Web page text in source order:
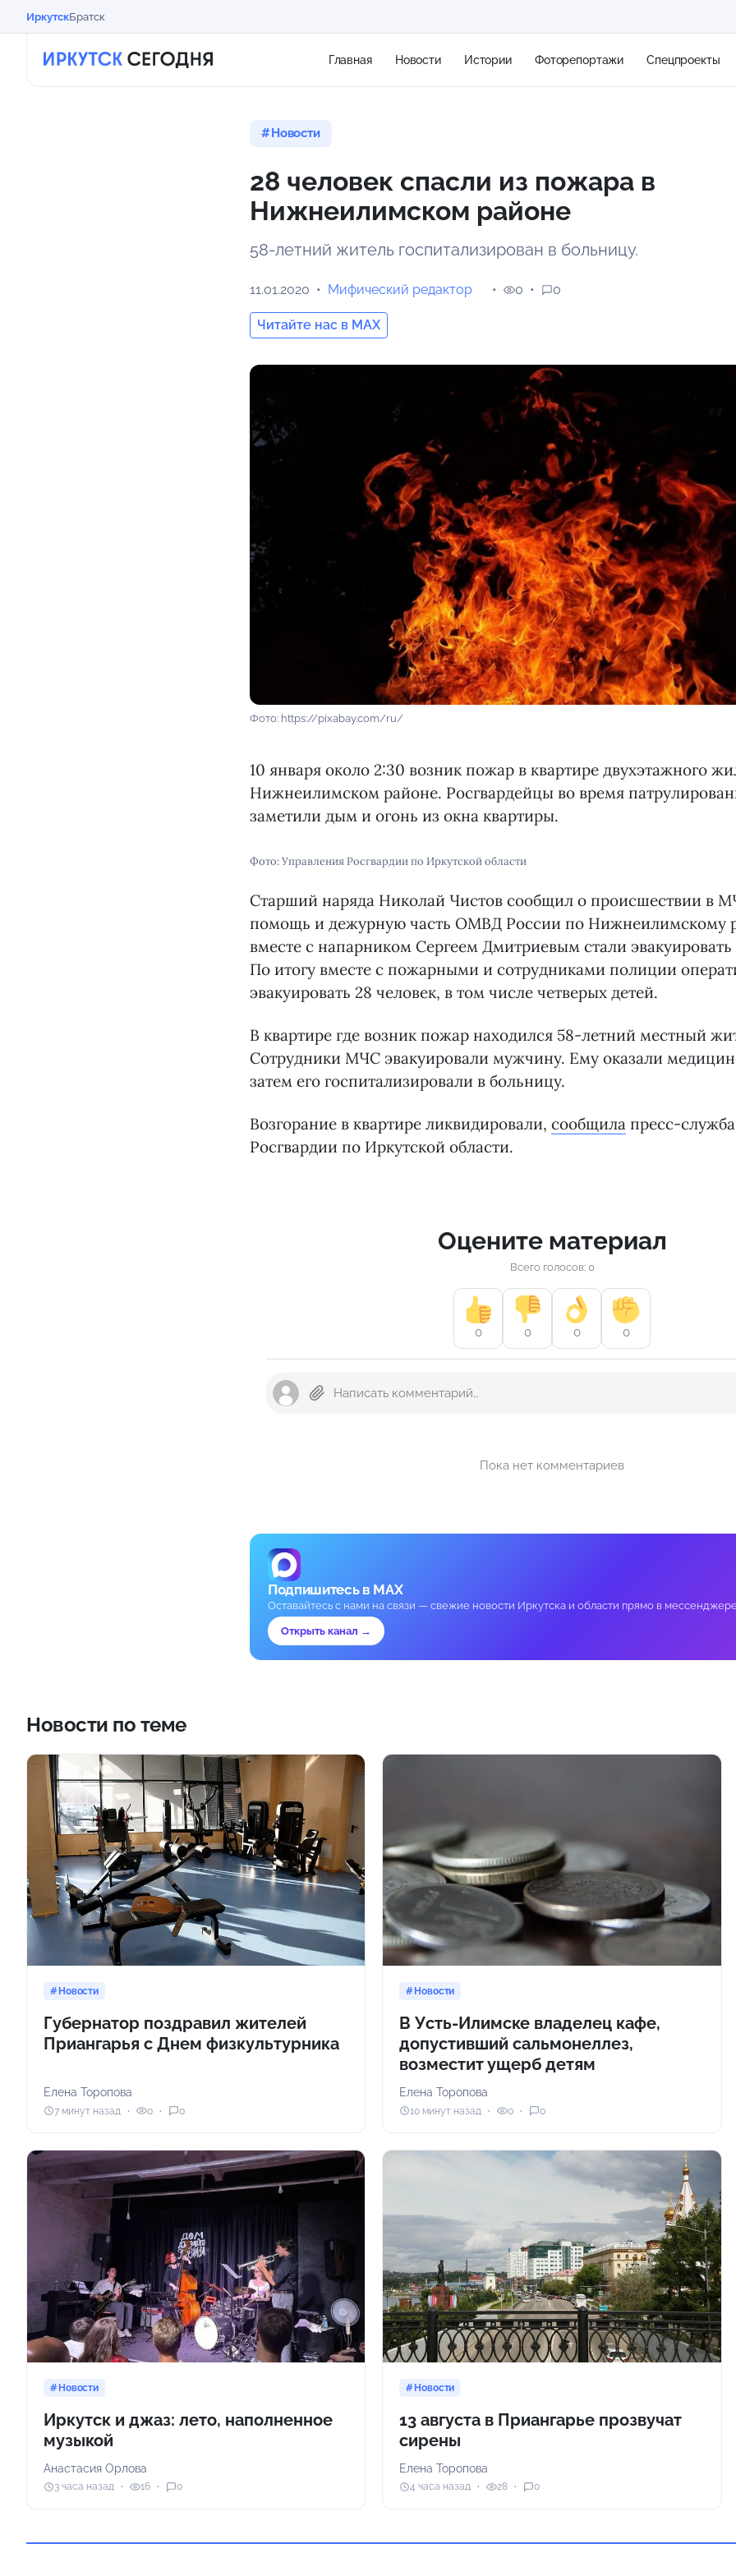
ИркутскБратск
Главная Новости Истории Фоторепортажи Спецпроекты
Новости
28 человек спасли из пожара в
Нижнеилимском районе
58-летний житель госпитализирован в больницу.
11.01.2020 Мифический редактор
Читайте нас в MAX
0 0
Фото: https://pixabay.com/ru/
10 января около 2:30 возник пожар в квартире двухэтажного
Нижнеилимском районе. Росгвардейцы во время
заметили дым и огонь из окна квартиры.
Фото: Управления Росгвардии по Иркутской области
Старший наряда Николай Чистов сообщил о происшествии в
помощь и дежурную часть ОМВД России по Нижнеилимскому
вместе с напарником Сергеем Дмитриевым стали
По итогу вместе с пожарными и сотрудниками полиции
эвакуировать 28 человек, в том числе четверых детей.
В квартире где возник пожар находился 58-летний местный
Сотрудники МЧС эвакуировали мужчину. Ему оказали
затем его госпитализировали в больницу.
Возгорание в квартире ликвидировали, сообщила пресс-
Росгвардии по Иркутской области.
Оцените материал
Всего голосов: 0
0 0 0 0
Пока нет комментариев
Подпишитесь в MAX
Оставайтесь с нами на связи — свежие новости Иркутска и области прямо в
Открыть канал →
Новости по теме
Новости
Губернатор поздравил жителей
Приангарья с Днем физкультурника
Елена Торопова
7 минут назад 0 0
Новости
В Усть-Илимске владелец кафе,
допустивший сальмонеллез,
возместит ущерб детям
Елена Торопова
10 минут назад 0 0
Новости
Иркутск и джаз: лето, наполненное
музыкой
Анастасия Орлова
3 часа назад 16 0
Новости
13 августа в Приангарье прозвучат
сирены
Елена Торопова
4 часа назад 28 0